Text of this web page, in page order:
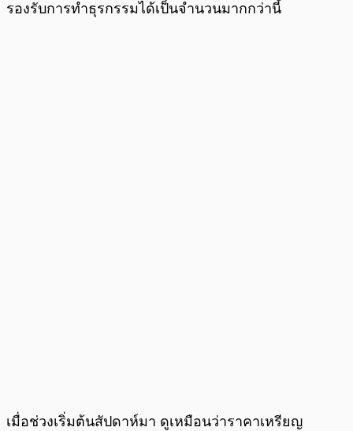
รองรับการทำธุรกรรมได้เป็นจำนวนมากกว่านี้
เมื่อช่วงเริ่มต้นสัปดาห์มา ดูเหมือนว่าราคาเหรียญ